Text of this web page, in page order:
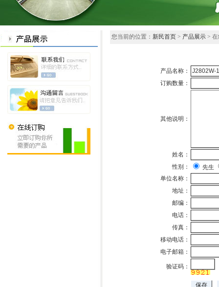
您当前的位置： 新民首页 > 产品展示 >
产品名称：
订购数量：
其他说明：
姓名：
性别：
先生
单位名称：
地址：
邮编：
电话：
传真：
移动电话：
电子邮箱：
验证码：